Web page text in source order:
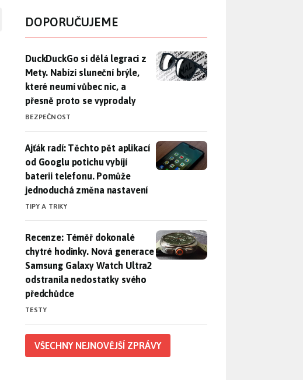
DOPORUČUJEME
DuckDuckGo si dělá legraci z Mety. Nabízí sluneční brýle, které
DuckDuckGo si dělá legraci z
Mety. Nabízí sluneční brýle,
které neumí vůbec nic, a
přesně proto se vyprodaly
BEZPEČNOST
Ajťák radí: Těchto pět aplikací od Googlu potichu vybíjí baterii
Ajťák radí: Těchto pět aplikací
od Googlu potichu vybíjí
baterii telefonu. Pomůže
jednoduchá změna nastavení
TIPY A TRIKY
Recenze: Téměř dokonalé chytré hodinky. Nová generace
Recenze: Téměř dokonalé
chytré hodinky. Nová generace
Samsung Galaxy Watch Ultra2
odstranila nedostatky svého
předchůdce
TESTY
VŠECHNY NEJNOVĚJŠÍ ZPRÁVY